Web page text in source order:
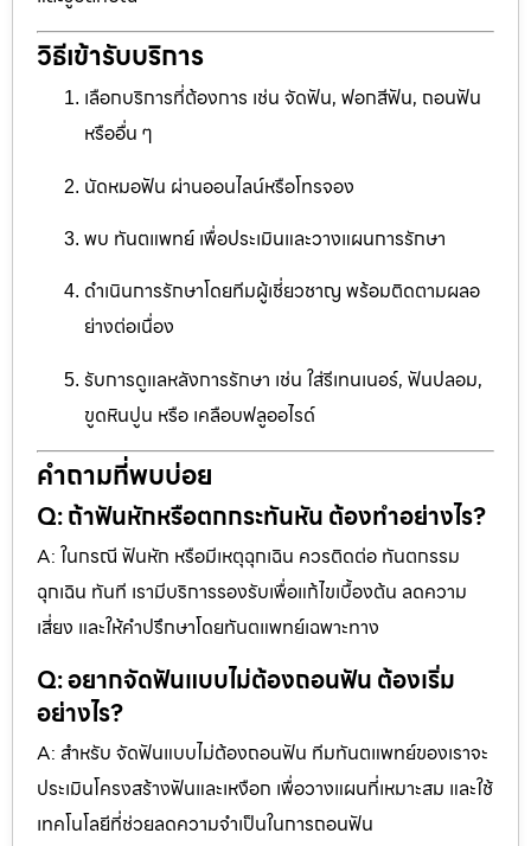
วิธีเข้ารับบริการ
เลือกบริการที่ต้องการ เช่น จัดฟัน, ฟอกสีฟัน, ถอนฟัน
หรืออื่น ๆ
นัดหมอฟัน ผ่านออนไลน์หรือโทรจอง
พบ ทันตแพทย์ เพื่อประเมินและวางแผนการรักษา
ดำเนินการรักษาโดยทีมผู้เชี่ยวชาญ พร้อมติดตามผลอ
ย่างต่อเนื่อง
รับการดูแลหลังการรักษา เช่น ใส่รีเทนเนอร์, ฟันปลอม,
ขูดหินปูน หรือ เคลือบฟลูออไรด์
คำถามที่พบบ่อย
Q: ถ้าฟันหักหรือตกกระทันหัน ต้องทำอย่างไร?
A: ในกรณี ฟันหัก หรือมีเหตุฉุกเฉิน ควรติดต่อ ทันตกรรม
ฉุกเฉิน ทันที เรามีบริการรองรับเพื่อแก้ไขเบื้องต้น ลดความ
เสี่ยง และให้คำปรึกษาโดยทันตแพทย์เฉพาะทาง
Q: อยากจัดฟันแบบไม่ต้องถอนฟัน ต้องเริ่ม
อย่างไร?
A: สำหรับ จัดฟันแบบไม่ต้องถอนฟัน ทีมทันตแพทย์ของเราจะ
ประเมินโครงสร้างฟันและเหงือก เพื่อวางแผนที่เหมาะสม และใช้
เทคโนโลยีที่ช่วยลดความจำเป็นในการถอนฟัน